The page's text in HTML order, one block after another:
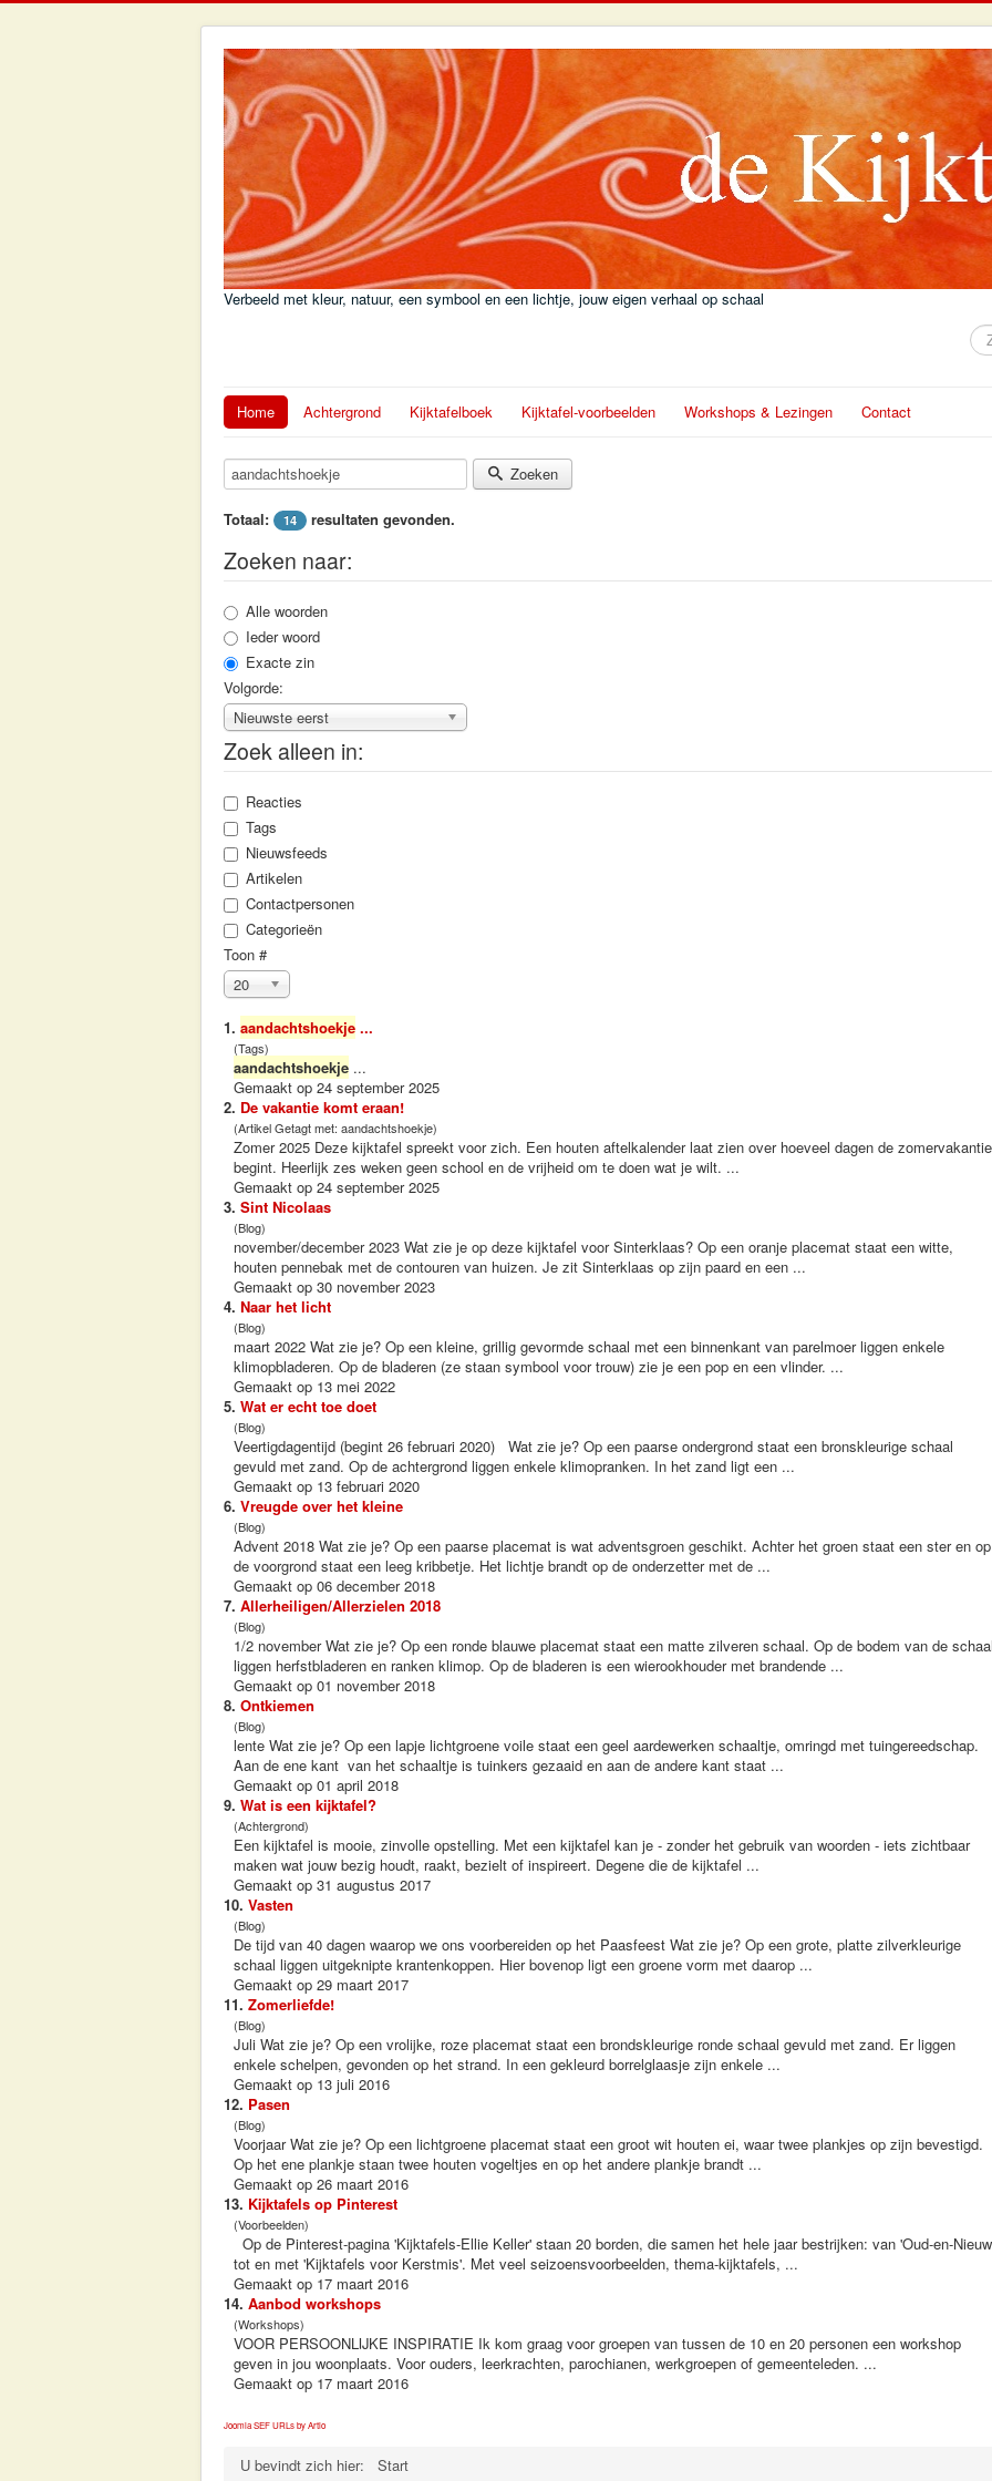
Verbeeld met kleur, natuur, een symbool en een lichtje, jouw eigen verhaal op schaal
Home Achtergrond Kijktafelboek Kijktafel-voorbeelden Workshops & Lezingen Contact
Zoekterm: Zoeken
Totaal: 14 resultaten gevonden.
Zoeken naar:
Alle woorden
Ieder woord
Exacte zin
Volgorde:
Nieuwste eerst
Zoek alleen in:
Reacties
Tags
Nieuwsfeeds
Artikelen
Contactpersonen
Categorieën
Toon #
20
1. aandachtshoekje ...
(Tags)
aandachtshoekje ...
Gemaakt op 24 september 2025
2. De vakantie komt eraan!
(Artikel Getagt met: aandachtshoekje)
Zomer 2025 Deze kijktafel spreekt voor zich. Een houten aftelkalender laat zien over hoeveel dagen de zomervakantie
begint. Heerlijk zes weken geen school en de vrijheid om te doen wat je wilt. ...
Gemaakt op 24 september 2025
3. Sint Nicolaas
(Blog)
november/december 2023 Wat zie je op deze kijktafel voor Sinterklaas? Op een oranje placemat staat een witte,
houten pennebak met de contouren van huizen. Je zit Sinterklaas op zijn paard en een ...
Gemaakt op 30 november 2023
4. Naar het licht
(Blog)
maart 2022 Wat zie je? Op een kleine, grillig gevormde schaal met een binnenkant van parelmoer liggen enkele
klimopbladeren. Op de bladeren (ze staan symbool voor trouw) zie je een pop en een vlinder. ...
Gemaakt op 13 mei 2022
5. Wat er echt toe doet
(Blog)
Veertigdagentijd (begint 26 februari 2020) Wat zie je? Op een paarse ondergrond staat een bronskleurige schaal
gevuld met zand. Op de achtergrond liggen enkele klimopranken. In het zand ligt een ...
Gemaakt op 13 februari 2020
6. Vreugde over het kleine
(Blog)
Advent 2018 Wat zie je? Op een paarse placemat is wat adventsgroen geschikt. Achter het groen staat een ster en op
de voorgrond staat een leeg kribbetje. Het lichtje brandt op de onderzetter met de ...
Gemaakt op 06 december 2018
7. Allerheiligen/Allerzielen 2018
(Blog)
1/2 november Wat zie je? Op een ronde blauwe placemat staat een matte zilveren schaal. Op de bodem van de
liggen herfstbladeren en ranken klimop. Op de bladeren is een wierookhouder met brandende ...
Gemaakt op 01 november 2018
8. Ontkiemen
(Blog)
lente Wat zie je? Op een lapje lichtgroene voile staat een geel aardewerken schaaltje, omringd met tuingereedschap.
Aan de ene kant van het schaaltje is tuinkers gezaaid en aan de andere kant staat ...
Gemaakt op 01 april 2018
9. Wat is een kijktafel?
(Achtergrond)
Een kijktafel is mooie, zinvolle opstelling. Met een kijktafel kan je - zonder het gebruik van woorden - iets zichtbaar
maken wat jouw bezig houdt, raakt, bezielt of inspireert. Degene die de kijktafel ...
Gemaakt op 31 augustus 2017
10. Vasten
(Blog)
De tijd van 40 dagen waarop we ons voorbereiden op het Paasfeest Wat zie je? Op een grote, platte zilverkleurige
schaal liggen uitgeknipte krantenkoppen. Hier bovenop ligt een groene vorm met daarop ...
Gemaakt op 29 maart 2017
11. Zomerliefde!
(Blog)
Juli Wat zie je? Op een vrolijke, roze placemat staat een brondskleurige ronde schaal gevuld met zand. Er liggen
enkele schelpen, gevonden op het strand. In een gekleurd borrelglaasje zijn enkele ...
Gemaakt op 13 juli 2016
12. Pasen
(Blog)
Voorjaar Wat zie je? Op een lichtgroene placemat staat een groot wit houten ei, waar twee plankjes op zijn bevestigd.
Op het ene plankje staan twee houten vogeltjes en op het andere plankje brandt ...
Gemaakt op 26 maart 2016
13. Kijktafels op Pinterest
(Voorbeelden)
Op de Pinterest-pagina 'Kijktafels-Ellie Keller' staan 20 borden, die samen het hele jaar bestrijken: van 'Oud-en-
tot en met 'Kijktafels voor Kerstmis'. Met veel seizoensvoorbeelden, thema-kijktafels, ...
Gemaakt op 17 maart 2016
14. Aanbod workshops
(Workshops)
VOOR PERSOONLIJKE INSPIRATIE Ik kom graag voor groepen van tussen de 10 en 20 personen een workshop
geven in jou woonplaats. Voor ouders, leerkrachten, parochianen, werkgroepen of gemeenteleden. ...
Gemaakt op 17 maart 2016
Joomla SEF URLs by Artio
U bevindt zich hier: Start